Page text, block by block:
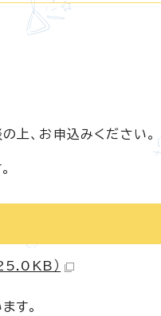
上、お申込みください。
）
す。